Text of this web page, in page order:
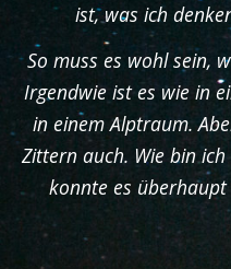
ist, was ich
So muss es wohl sein,
Irgendwie ist es wie in
in einem Alptraum.
Zittern auch. Wie bin
konnte es